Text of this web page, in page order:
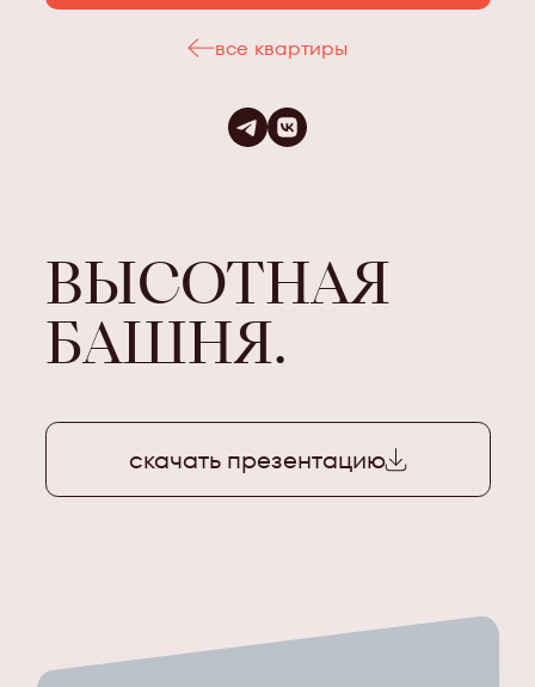
все квартиры
ВЫСОТНАЯ
БАШНЯ.
скачать презентацию